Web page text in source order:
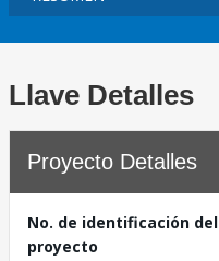
Llave Detalles
Proyecto Detalles
No. de identificación del
proyecto